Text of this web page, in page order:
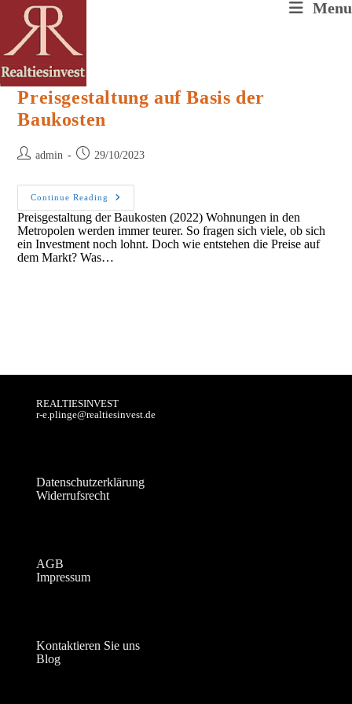
content
Menu
Preisgestaltung auf Basis der
Baukosten
Postadmin
Post 29/10/2023
Continue Reading
Preisgestaltung
Auf
Basis
Der
Baukosten
Preisgestaltung der Baukosten (2022) Wohnungen in den
Metropolen werden immer teurer. So fragen sich viele, ob sich
ein Investment noch lohnt. Doch wie entstehen die Preise auf
dem Markt? Was…
REALTIESINVEST
r-e.plinge@realtiesinvest.de
Datenschutzerklärung
Widerrufsrecht
AGB
Impressum
Kontaktieren Sie uns
Blog